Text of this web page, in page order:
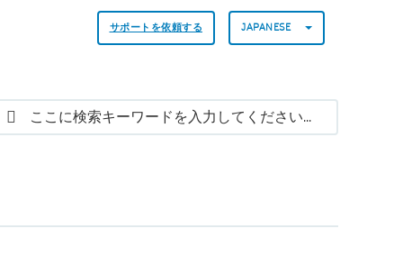
サポートを依頼する JAPANESE